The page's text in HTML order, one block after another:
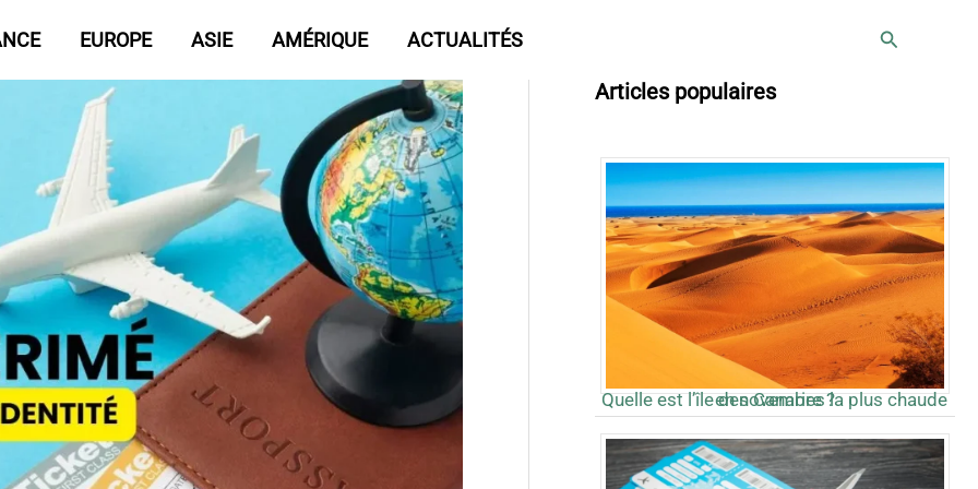
EUROPE ASIE AMÉRIQUE ACTUALITÉS Rechercher
Articles populaires
Quelle est l’île des Canaries la plus chaude en novembre ?